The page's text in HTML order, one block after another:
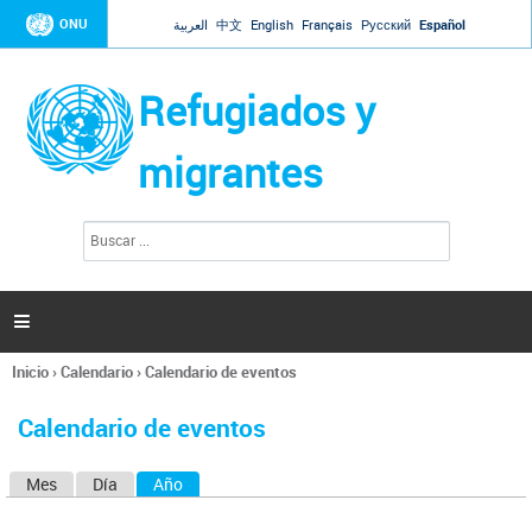
Jump to navigation
ONU العربية 中文 English Français Русский Español
Refugiados y
migrantes
l
s

Se
usted
Inicio›Calendario›Calendario de eventos
Calendario de eventos
Mes Día Año